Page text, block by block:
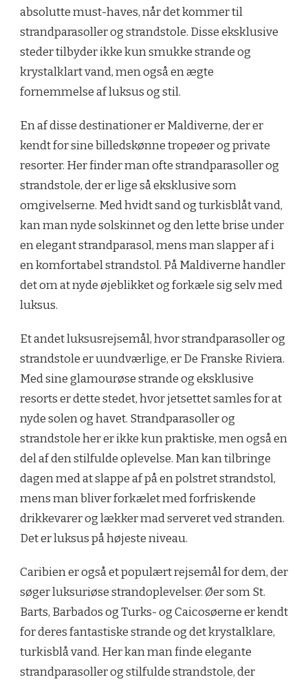
absolutte must-haves, når det kommer til
strandparasoller og strandstole. Disse eksklusive
steder tilbyder ikke kun smukke strande og
krystalklart vand, men også en ægte
fornemmelse af luksus og stil.
En af disse destinationer er Maldiverne, der er
kendt for sine billedskønne tropeøer og private
resorter. Her finder man ofte strandparasoller og
strandstole, der er lige så eksklusive som
omgivelserne. Med hvidt sand og turkisblåt vand,
kan man nyde solskinnet og den lette brise under
en elegant strandparasol, mens man slapper af i
en komfortabel strandstol. På Maldiverne handler
det om at nyde øjeblikket og forkæle sig selv med
luksus.
Et andet luksusrejsemål, hvor strandparasoller og
strandstole er uundværlige, er De Franske Riviera.
Med sine glamourøse strande og eksklusive
resorts er dette stedet, hvor jetsettet samles for at
nyde solen og havet. Strandparasoller og
strandstole her er ikke kun praktiske, men også en
del af den stilfulde oplevelse. Man kan tilbringe
dagen med at slappe af på en polstret strandstol,
mens man bliver forkælet med forfriskende
drikkevarer og lækker mad serveret ved stranden.
Det er luksus på højeste niveau.
Caribien er også et populært rejsemål for dem, der
søger luksuriøse strandoplevelser. Øer som St.
Barts, Barbados og Turks- og Caicosøerne er kendt
for deres fantastiske strande og det krystalklare,
turkisblå vand. Her kan man finde elegante
strandparasoller og stilfulde strandstole, der